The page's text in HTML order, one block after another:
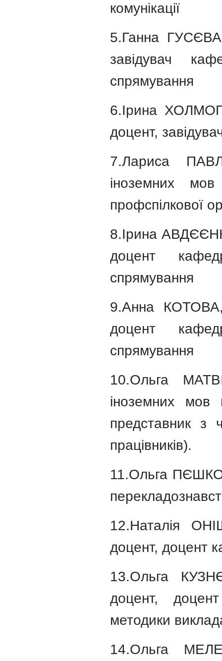
комунікації
5.Ганна
завідувач
спрямування
6.Ірина
доцент,
7.Лариса
іноземних
профспілкової
8.Ірина
доцент
спрямування
9.Анна КОТОВА,
доцент
спрямування
10.Ольга
іноземних мов
представник з
працівників).
11.Ольга
12.Наталія
доцент, доцент
13.Ольга
доцент,
методики
14.Ольга